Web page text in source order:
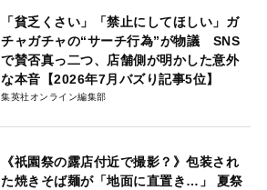
「貧乏くさい」「禁止にしてほしい」ガ
チャガチャの“サーチ行為”が物議 SNS
で賛否真っ二つ、店舗側が明かした意外
な本音【2026年7月バズり記事5位】
集英社オンライン編集部
《祇園祭の露店付近で撮影？》包装され
た焼きそば麺が「地面に直置き…」 夏祭